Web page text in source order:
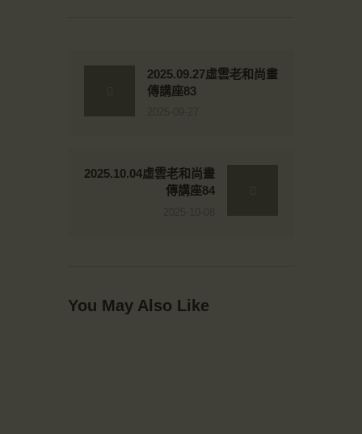
2025.09.27虛雲老和尚畫
傳講座83
2025.10.04虛雲老和尚畫
傳講座84
You May Also Like